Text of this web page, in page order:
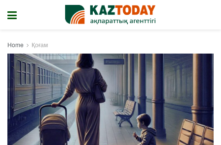
Home Қоғам